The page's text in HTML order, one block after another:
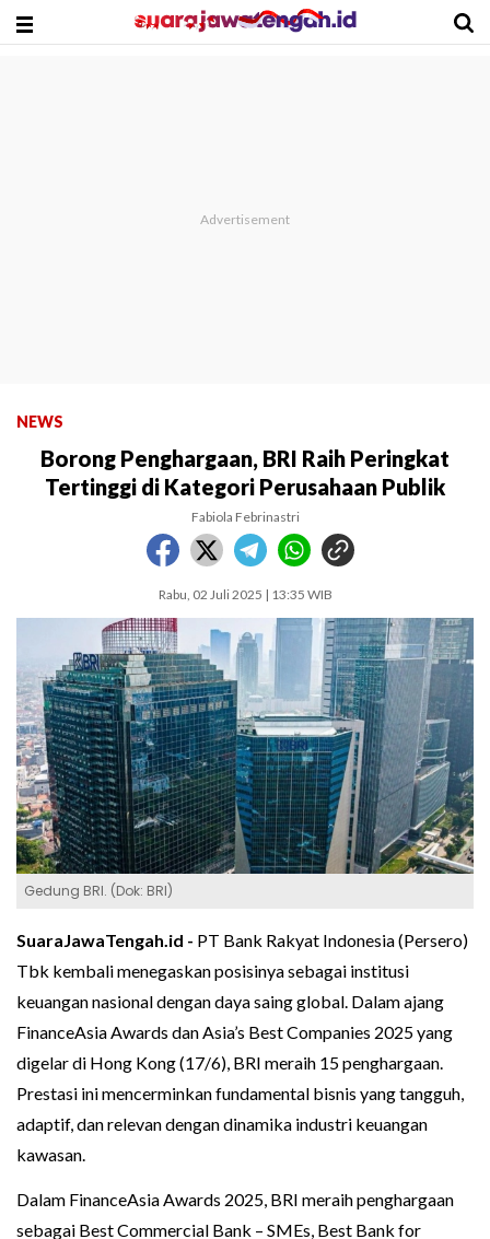
NEWS
Borong Penghargaan, BRI Raih Peringkat
Tertinggi di Kategori Perusahaan Publik
Fabiola Febrinastri
Rabu, 02 Juli 2025 | 13:35 WIB
Gedung BRI. (Dok: BRI)
SuaraJawaTengah.id - PT Bank Rakyat Indonesia (Persero)
Tbk kembali menegaskan posisinya sebagai institusi
keuangan nasional dengan daya saing global. Dalam ajang
FinanceAsia Awards dan Asia’s Best Companies 2025 yang
digelar di Hong Kong (17/6), BRI meraih 15 penghargaan.
Prestasi ini mencerminkan fundamental bisnis yang tangguh,
adaptif, dan relevan dengan dinamika industri keuangan
kawasan.
Dalam FinanceAsia Awards 2025, BRI meraih penghargaan
sebagai Best Commercial Bank – SMEs, Best Bank for